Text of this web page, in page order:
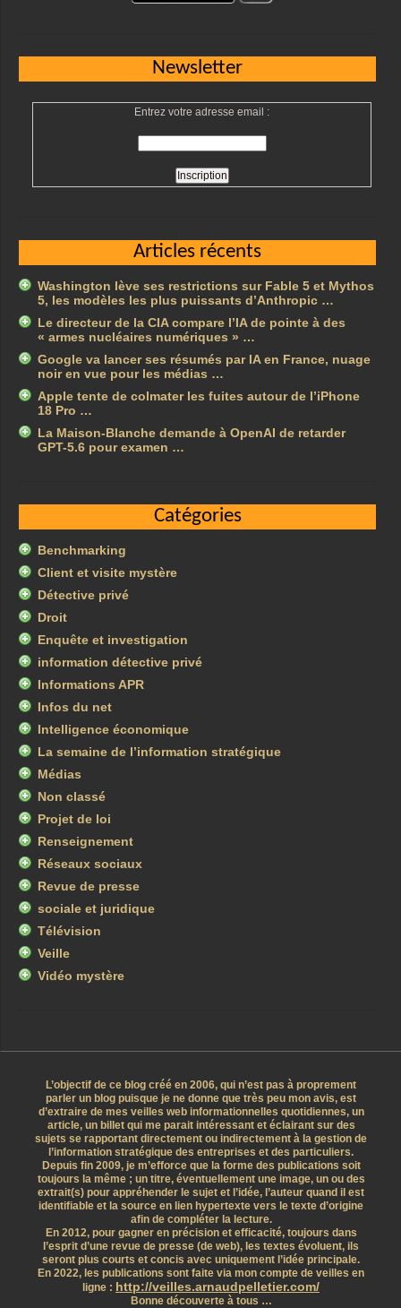
Newsletter
Entrez votre adresse email :
Articles récents
Washington lève ses restrictions sur Fable 5 et Mythos
5, les modèles les plus puissants d’Anthropic …
Le directeur de la CIA compare l’IA de pointe à des
« armes nucléaires numériques » …
Google va lancer ses résumés par IA en France, nuage
noir en vue pour les médias …
Apple tente de colmater les fuites autour de l’iPhone
18 Pro …
La Maison-Blanche demande à OpenAI de retarder
GPT-5.6 pour examen …
Catégories
Benchmarking
Client et visite mystère
Détective privé
Droit
Enquête et investigation
information détective privé
Informations APR
Infos du net
Intelligence économique
La semaine de l’information stratégique
Médias
Non classé
Projet de loi
Renseignement
Réseaux sociaux
Revue de presse
sociale et juridique
Télévision
Veille
Vidéo mystère
L’objectif de ce blog créé en 2006, qui n’est pas à proprement
parler un blog puisque je ne donne que très peu mon avis, est
d’extraire de mes veilles web informationnelles quotidiennes, un
article, un billet qui me parait intéressant et éclairant sur des
sujets se rapportant directement ou indirectement à la gestion de
l’information stratégique des entreprises et des particuliers.
Depuis fin 2009, je m’efforce que la forme des publications soit
toujours la même ; un titre, éventuellement une image, un ou des
extrait(s) pour appréhender le sujet et l’idée, l’auteur quand il est
identifiable et la source en lien hypertexte vers le texte d’origine
afin de compléter la lecture.
En 2012, pour gagner en précision et efficacité, toujours dans
l’esprit d’une revue de presse (de web), les textes évoluent, ils
seront plus courts et concis avec uniquement l’idée principale.
En 2022, les publications sont faite via mon compte de veilles en
ligne : http://veilles.arnaudpelletier.com/
Bonne découverte à tous …